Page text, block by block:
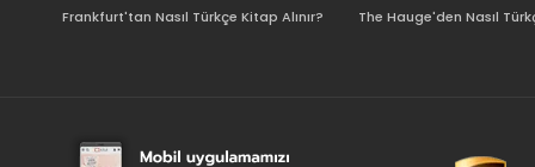
Frankfurt'tan Nasıl Türkçe Kitap Alınır?
The Hauge'den Nasıl